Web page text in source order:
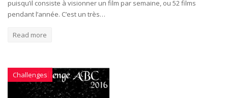
puisqu’il consiste à visionner un film par semaine, ou 52 films
pendant l’année. C’est un très…
Read more
Challenges